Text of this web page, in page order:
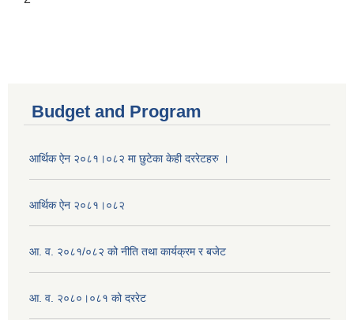
Budget and Program
आर्थिक ऐन २०८१।०८२ मा छुटेका केही दररेटहरु ।
आर्थिक ऐन २०८१।०८२
आ. व. २०८१/०८२ को नीति तथा कार्यक्रम र बजेट
आ. व. २०८०।०८१ को दररेट